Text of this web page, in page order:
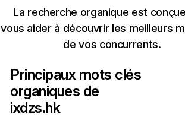
La recherche organique est
vous aider à découvrir les meilleurs
de vos concurrents.
Principaux mots clés
organiques de
ixdzs.hk